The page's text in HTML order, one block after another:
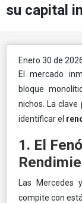
su capital
Enero 30 de
El mercado
bloque
nichos. La
identificar el
1. El
Las Mercedes
compite con